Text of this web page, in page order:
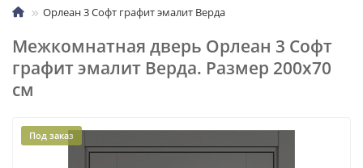
Орлеан 3 Софт графит эмалит Верда
Межкомнатная дверь Орлеан 3 Софт
графит эмалит Верда. Размер 200x70
см
Под заказ